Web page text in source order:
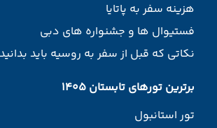
هزینه سفر به پاتایا
فستیوال ها و جشنواره های دبی
نکاتی که قبل از سفر به روسیه باید بدانید
برترین تورهای تابستان 1405
تور استانبول